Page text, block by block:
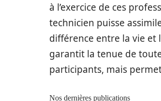
à l’exercice de ces
technicien puisse
différence entre la vie et
garantit la tenue de
participants, mais
Nos dernières publications